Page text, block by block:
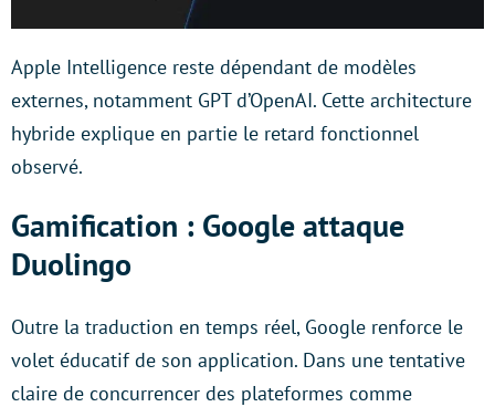
Apple Intelligence reste dépendant de modèles
externes, notamment GPT d’OpenAI. Cette architecture
hybride explique en partie le retard fonctionnel
observé.
Gamification : Google attaque
Duolingo
Outre la traduction en temps réel, Google renforce le
volet éducatif de son application. Dans une tentative
claire de concurrencer des plateformes comme